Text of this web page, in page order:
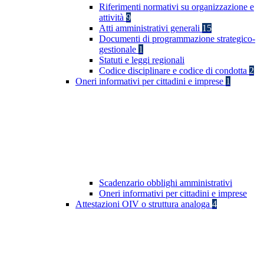
Riferimenti normativi su organizzazione e
attività 9
Atti amministrativi generali 15
Documenti di programmazione strategico-
gestionale 1
Statuti e leggi regionali
Codice disciplinare e codice di condotta 2
Oneri informativi per cittadini e imprese 1
Scadenzario obblighi amministrativi
Oneri informativi per cittadini e imprese
Attestazioni OIV o struttura analoga 4